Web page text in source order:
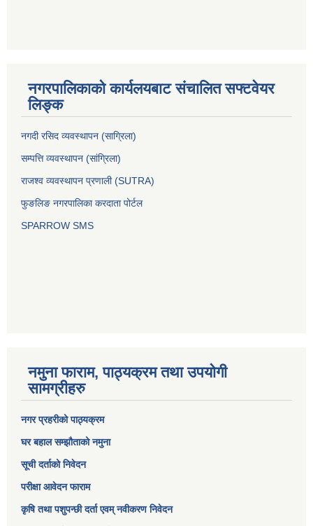
नगरपालिकाको कार्यलयबाट संचालित सफ्टवेयर
लिङ्क
नगदी रसिद व्यवस्थापन (साग्रिला)
सम्पत्ति व्यवस्थापन (सांग्रिला)
राजश्व व्यवस्थापन प्रणाली (SUTRA)
फुङलिङ नगरपालिका करदाता पोर्टल
SPARROW SMS
नमुना फाराम, पाठ्यक्रम तथा उपयोगी
सामग्रीहरु
नगर प्रहरीको पाठ्यक्रम
घर बहाल सम्झौताको नमुना
सूची दर्ताको निवेदन
परीक्षा आवेदन फाराम
कृषि तथा पशुपन्छी दर्ता एवम् नवीकरण निवेदन